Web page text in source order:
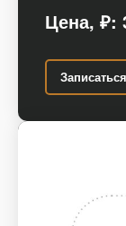
Цена, ₽: